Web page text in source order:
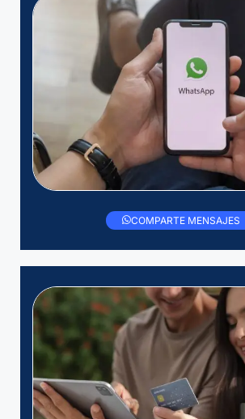
COMPARTE MENSAJES